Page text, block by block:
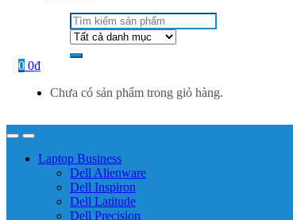
0 0₫
Chưa có sản phẩm trong giỏ hàng.
Laptop Business
Dell Alienware
Dell Inspiron
Dell Latitude
Dell Precision